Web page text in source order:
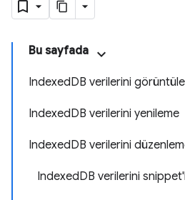
Bu sayfada
IndexedDB verilerini
IndexedDB verilerini yenileme
IndexedDB verilerini
IndexedDB verilerini